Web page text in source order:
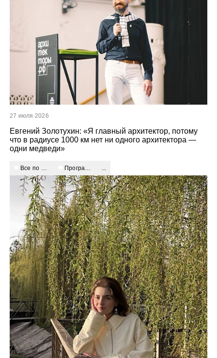
27 июля 2026
Евгений Золотухин: «Я главный архитектор, потому
что в радиусе 1000 км нет ни одного архитектора —
одни медведи»
Все по плану Программный подход ...